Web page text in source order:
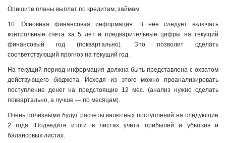
Опишите планы выплат по кредитам, займам.
10. Основная финансовая информация. В нее следует включать
контрольные счета за 5 лет и предварительные цифры на текущий
финансовый год (поквартально). Это позволит сделать
соответствующий прогноз на текущий год.
На текущий период информация должна быть представлена с охватом
действующего бюджета. Исходя из этого можно проанализировать
поступление денег на предстоящие 12 мес. (анализ нужно сделать
поквартально, а лучше — по месяцам).
Очень полезными будут расчеты валютных поступлений на следующие
2 года. Подведите итоги в листах учета прибылей и убытков и
балансовых листах.